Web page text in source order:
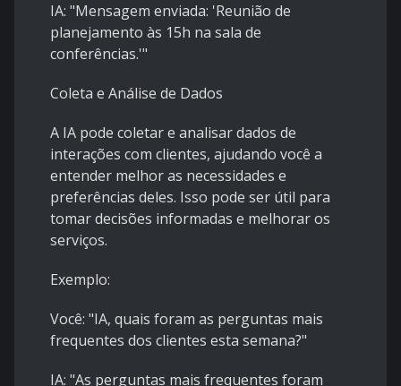
IA: "Mensagem enviada: 'Reunião de
planejamento às 15h na sala de
conferências.'"
Coleta e Análise de Dados
A IA pode coletar e analisar dados de
interações com clientes, ajudando você a
entender melhor as necessidades e
preferências deles. Isso pode ser útil para
tomar decisões informadas e melhorar os
serviços.
Exemplo:
Você: "IA, quais foram as perguntas mais
frequentes dos clientes esta semana?"
IA: "As perguntas mais frequentes foram